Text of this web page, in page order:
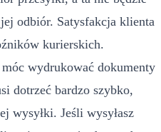
odbiór. Satysfakcja klienta
kurierskich.
wydrukować dokumenty
dotrzeć bardzo szybko,
wysyłki. Jeśli wysyłasz